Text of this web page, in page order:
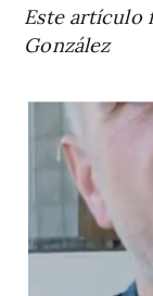
Este artículo
González